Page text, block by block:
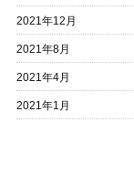
2021年12月
2021年8月
2021年4月
2021年1月